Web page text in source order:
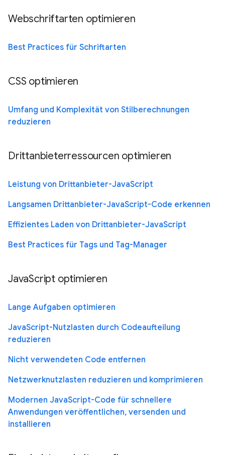
Webschriftarten optimieren
Best Practices für Schriftarten
CSS optimieren
Umfang und Komplexität von Stilberechnungen
reduzieren
Drittanbieterressourcen optimieren
Leistung von Drittanbieter-JavaScript
Langsamen Drittanbieter-JavaScript-Code erkennen
Effizientes Laden von Drittanbieter-JavaScript
Best Practices für Tags und Tag-Manager
JavaScript optimieren
Lange Aufgaben optimieren
JavaScript-Nutzlasten durch Codeaufteilung
reduzieren
Nicht verwendeten Code entfernen
Netzwerknutzlasten reduzieren und komprimieren
Modernen JavaScript-Code für schnellere
Anwendungen veröffentlichen, versenden und
installieren